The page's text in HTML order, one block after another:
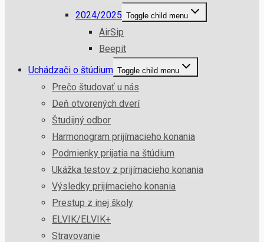
2024/2025 Toggle child menu
AirSip
Beepit
Uchádzači o štúdium Toggle child menu
Prečo študovať u nás
Deň otvorených dverí
Študijný odbor
Harmonogram prijímacieho konania
Podmienky prijatia na štúdium
Ukážka testov z prijímacieho konania
Výsledky prijímacieho konania
Prestup z inej školy
ELVIK/ELVIK+
Stravovanie